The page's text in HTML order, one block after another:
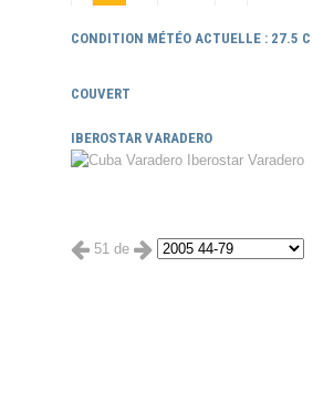
CONDITION MÉTÉO ACTUELLE : 27.5 C
COUVERT
IBEROSTAR VARADERO
51 de